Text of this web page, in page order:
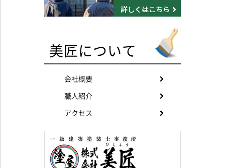
美匠について
会社概要
職人紹介
アクセス